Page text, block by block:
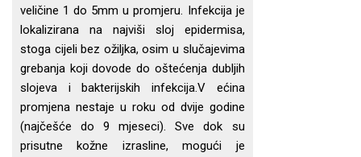
veličine 1 do 5mm u promjeru. Infekcija je
lokalizirana na najviši sloj epidermisa,
stoga cijeli bez ožiljka, osim u slučajevima
grebanja koji dovode do oštećenja dubljih
slojeva i bakterijskih infekcija.V ećina
promjena nestaje u roku od dvije godine
(najčešće do 9 mjeseci). Sve dok su
prisutne kožne izrasline, mogući je